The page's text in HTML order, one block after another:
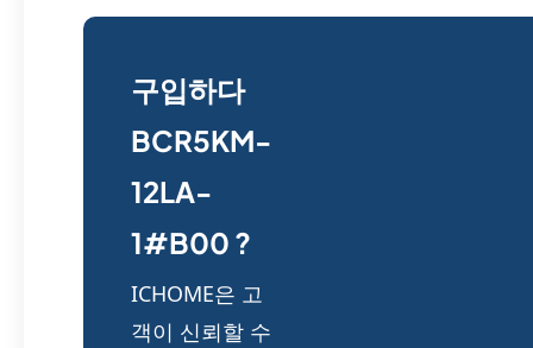
구입하다
BCR5KM-
12LA-
1#B00 ?
ICHOME은 고
객이 신뢰할 수